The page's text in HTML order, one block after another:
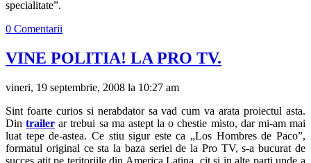
specialitate”.
0 Comentarii
VINE POLITIA! LA PRO TV.
vineri, 19 septembrie, 2008 la 10:27 am
Sint foarte curios si nerabdator sa vad cum va arata proiectul asta.
Dintrailer ar trebui sa ma astept la o chestie misto, dar mi-am mai
luat tepe de-astea. Ce stiu sigur este ca „Los Hombres de Paco”,
formatul original ce sta la baza seriei de la Pro TV, s-a bucurat de